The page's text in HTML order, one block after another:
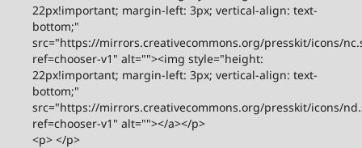
22px!important; margin-left: 3px; vertical-align: text-
bottom;"
src="https://mirrors.creativecommons.org/presskit/icons/
ref=chooser-v1" alt=""><img style="height:
22px!important; margin-left: 3px; vertical-align: text-
bottom;"
src="https://mirrors.creativecommons.org/presskit/icons/
ref=chooser-v1" alt=""></a></p>
<p> </p>